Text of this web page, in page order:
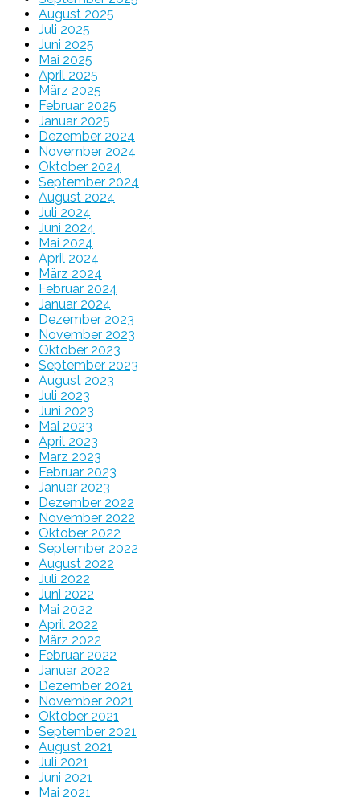
August 2025
Juli 2025
Juni 2025
Mai 2025
April 2025
März 2025
Februar 2025
Januar 2025
Dezember 2024
November 2024
Oktober 2024
September 2024
August 2024
Juli 2024
Juni 2024
Mai 2024
April 2024
März 2024
Februar 2024
Januar 2024
Dezember 2023
November 2023
Oktober 2023
September 2023
August 2023
Juli 2023
Juni 2023
Mai 2023
April 2023
März 2023
Februar 2023
Januar 2023
Dezember 2022
November 2022
Oktober 2022
September 2022
August 2022
Juli 2022
Juni 2022
Mai 2022
April 2022
März 2022
Februar 2022
Januar 2022
Dezember 2021
November 2021
Oktober 2021
September 2021
August 2021
Juli 2021
Juni 2021
Mai 2021